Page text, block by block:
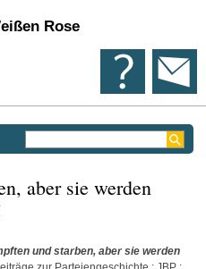
Rose
aber sie werden
und starben, aber sie werden